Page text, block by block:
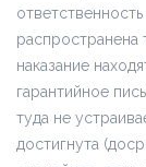
распространена
наказание
гарантийное
туда не
достигнута